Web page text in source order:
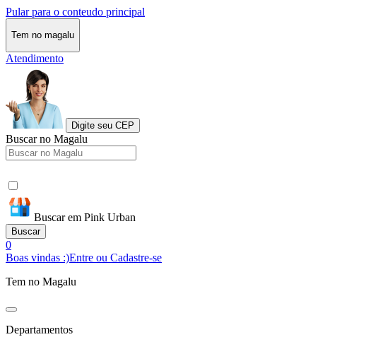
Pular para o conteudo principal
Tem no magalu
Atendimento
Digite seu CEP
Buscar no Magalu
Buscar em Pink Urban
Buscar
0
Boas vindas :)Entre ou Cadastre-se
Tem no Magalu
Departamentos